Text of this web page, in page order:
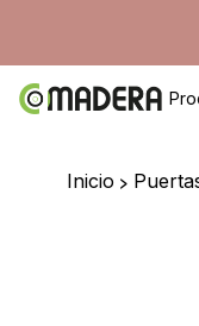
Inicio >